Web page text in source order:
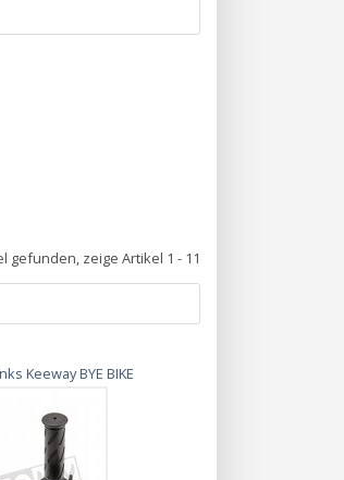
gefunden, zeige Artikel 1 - 11
Keeway BYE BIKE